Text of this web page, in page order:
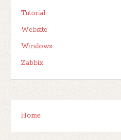
Tutorial
Website
Windows
Zabbix
Home